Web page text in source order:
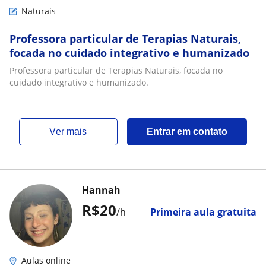
Naturais
Professora particular de Terapias Naturais,
focada no cuidado integrativo e humanizado
Professora particular de Terapias Naturais, focada no
cuidado integrativo e humanizado.
ver mais Entrar em contato
R$20/h Primeira aula gratuita
Hannah
Aulas online